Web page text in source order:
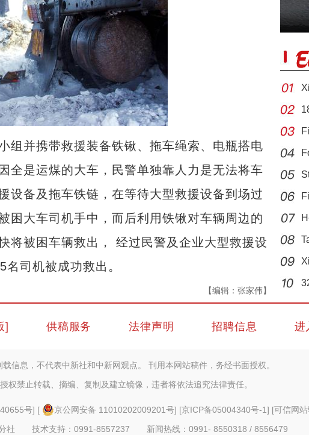
并携带救援装备铁锹、拖车绳索、电瓶搭电
全是运煤的大车，民警单独靠人力是无法将车
设备及拖车铁链，在等待大型救援设备到场过
困大车司机手中，而后利用铁锹对车辆周边的
将被困车辆救出， 经过民警及企业大型救援设
司机被成功救出。
【编辑：张家伟】
] 供稿服务 法律声明 招聘信息 进
载信息，不代表中新社和中新网观点。 刊用本网站稿件，务经书面授权。
权禁止转载、摘编、复制及建立镜像，违者将依法追究法律责任。
号] [ 京公网安备 11010202009201号] [京ICP备05004340号-1] [可信网
分社 技术支持：0991-8557237 新闻热线：0991- 8550318 / 8556479